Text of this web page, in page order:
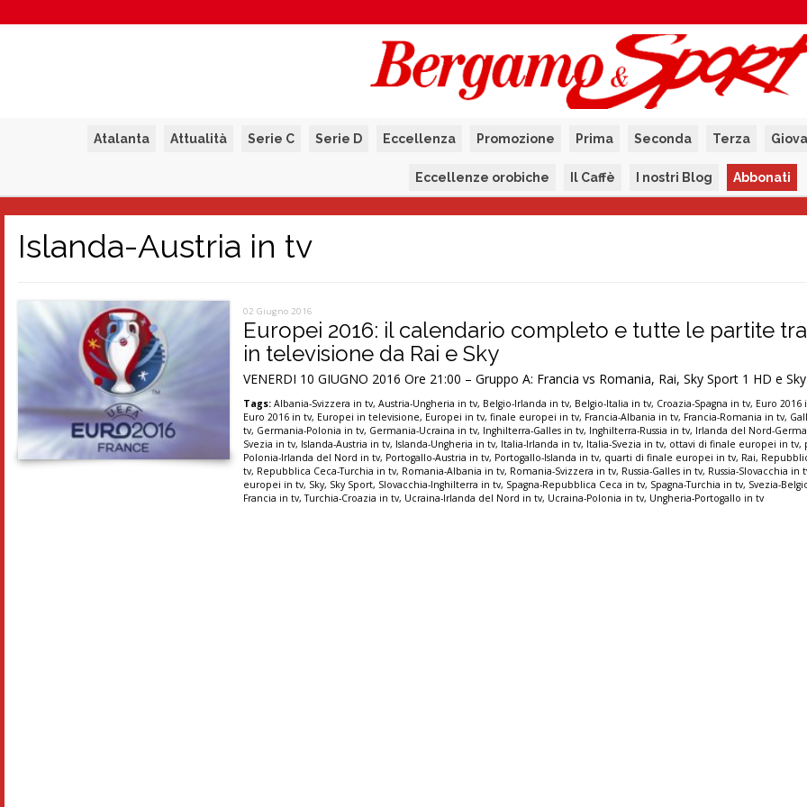
Atalanta Attualità Serie C Serie D Eccellenza Promozione Prima Seconda Terza
Eccellenze orobiche Il Caffè I nostri Blog Abbonati
Islanda-Austria in tv
02 Giugno 2016
Europei 2016: il calendario completo e tutte le partite
in televisione da Rai e Sky
VENERDI 10 GIUGNO 2016 Ore 21:00 – Gruppo A: Francia vs Romania, Rai, Sky Sport 1 HD e
Tags: Albania-Svizzera in tv,Austria-Ungheria in tv, Belgio-Irlanda in tv, Belgio-Italia in tv, Croazia-Spagna in tv, Euro
Euro 2016 in tv, Europei in televisione, Europei in tv,finale europei in tv, Francia-Albania in tv, Francia-Romania in tv,
tv, Germania-Polonia in tv, Germania-Ucraina in tv, Inghilterra-Galles in tv, Inghilterra-Russia in tv, Irlanda del Nord-
Svezia in tv, Islanda-Austria in tv, Islanda-Ungheria in tv, Italia-Irlanda in tv, Italia-Svezia in tv, ottavi di finale europei in tv,
Polonia-Irlanda del Nord in tv, Portogallo-Austria in tv, Portogallo-Islanda in tv, quarti di finale europei in tv, Rai,
tv, Repubblica Ceca-Turchia in tv, Romania-Albania in tv, Romania-Svizzera in tv, Russia-Galles in tv, Russia-Slovacchia in
europei in tv, Sky, Sky Sport, Slovacchia-Inghilterra in tv, Spagna-Repubblica Ceca in tv, Spagna-Turchia in tv, Svezia-
Francia in tv,Turchia-Croazia in tv, Ucraina-Irlanda del Nord in tv, Ucraina-Polonia in tv, Ungheria-Portogallo in tv